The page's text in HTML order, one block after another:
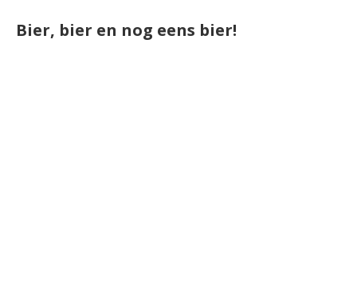
Bier, bier en nog eens bier!